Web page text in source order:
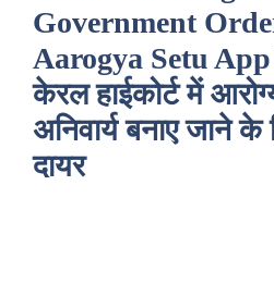
Government
Aarogya Setu
केरल हाईकोर्ट में
अनिवार्य बनाए जाने
दायर